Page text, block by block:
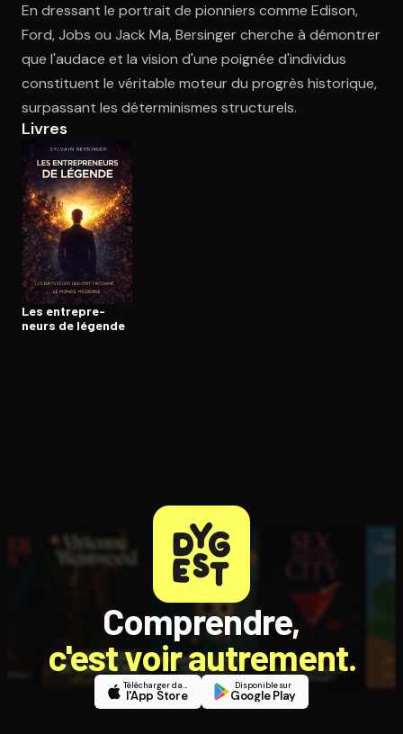
En dressant le portrait de pionniers comme Edison,
Ford, Jobs ou Jack Ma, Bersinger cherche à démontrer
que l'audace et la vision d'une poignée d'individus
constituent le véritable moteur du progrès historique,
surpassant les déterminismes structurels.
Livres
Les en­tre­pre­
neurs de légende
Comprendre,
c'est voir autrement.
Télécharger dans
l'App Store
Disponible sur
Google Play